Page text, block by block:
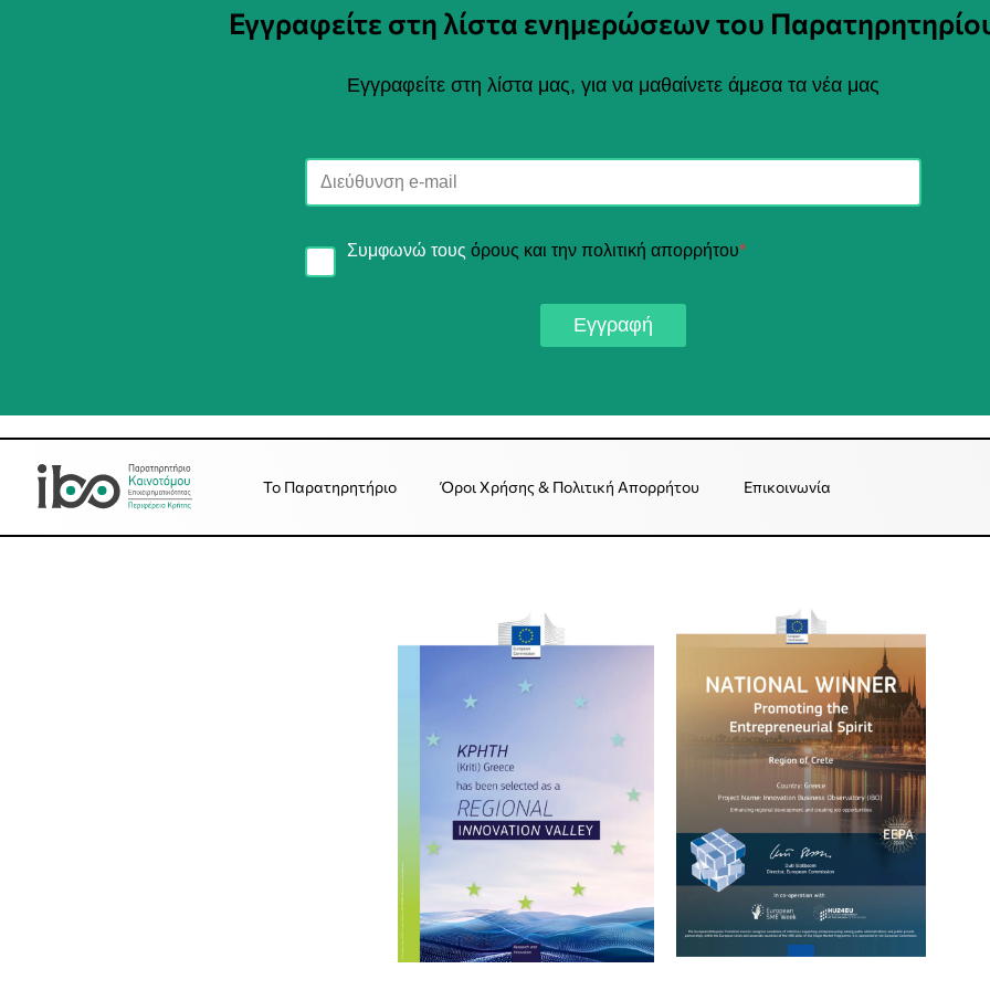
Εγγραφείτε στη λίστα ενημερώσεων του
Εγγραφείτε στη λίστα μας, για να μαθαίνετε άμεσα τα νέα μας
Συμφωνώ τουςόρους και την πολιτική απορρήτου*
Εγγραφή
Το Παρατηρητήριο Όροι Χρήσης & Πολιτική Απορρήτου Επικοινωνία